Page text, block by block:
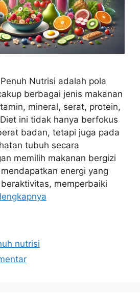
Nutrisi adalah pola
berbagai jenis makanan
mineral, serat, protein,
ini tidak hanya berfokus
badan, tetapi juga pada
tubuh secara
memilih makanan bergizi
energi yang
memperbaiki
nutrisi